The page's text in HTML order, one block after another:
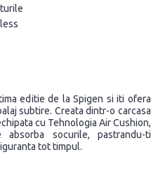
editie de la Spigen si iti ofera
subtire. Creata dintr-o carcasa
cu Tehnologia Air Cushion,
absorba socurile, pastrandu-ti
tot timpul.